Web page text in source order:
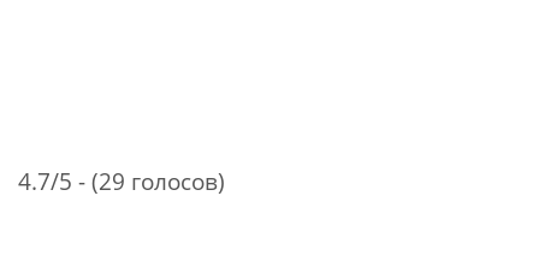
4.7/5 - (29 голосов)